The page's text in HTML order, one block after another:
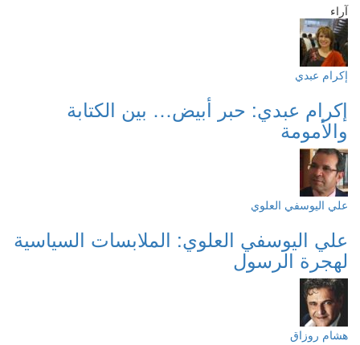
آراء
إكرام عبدي
إكرام عبدي: حبر أبيض… بين الكتابة
والأمومة
علي اليوسفي العلوي
علي اليوسفي العلوي: الملابسات السياسية
لهجرة الرسول
هشام روزاق